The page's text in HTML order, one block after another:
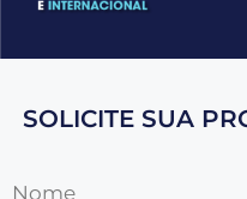
SOLICITE SUA
Nome